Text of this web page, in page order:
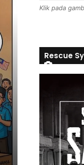
Klik pada
Rescue